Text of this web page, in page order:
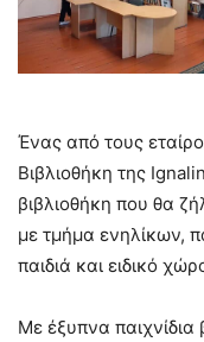
Ένας από τους
Βιβλιοθήκη της
βιβλιοθήκη που θα
με τμήμα ενηλίκων,
παιδιά και ειδικό
Με έξυπνα